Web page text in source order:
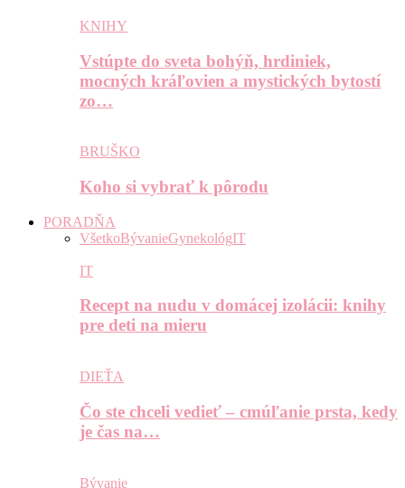
KNIHY
Vstúpte do sveta bohýň, hrdiniek,
mocných kráľovien a mystických bytostí
zo…
BRUŠKO
Koho si vybrať k pôrodu
PORADŇA
VšetkoBývanieGynekológIT
IT
Recept na nudu v domácej izolácii: knihy
pre deti na mieru
DIEŤA
Čo ste chceli vedieť – cmúľanie prsta, kedy
je čas na…
Bývanie